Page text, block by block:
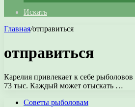
Искать
Главная/отправиться
отправиться
Карелия привлекает к себе
73 тыс. Каждый может отыскать …
Советы рыболовам